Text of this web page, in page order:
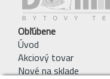
Obľúbene
Úvod
Akciový tovar
Nové na sklade